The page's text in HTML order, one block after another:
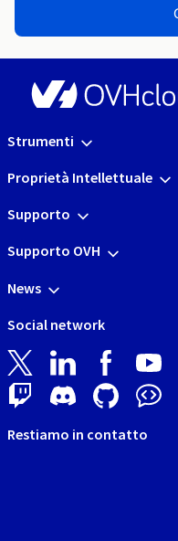
Strumenti
Proprietà Intellettuale
Supporto
Supporto OVH
News
Social network
Restiamo in contatto